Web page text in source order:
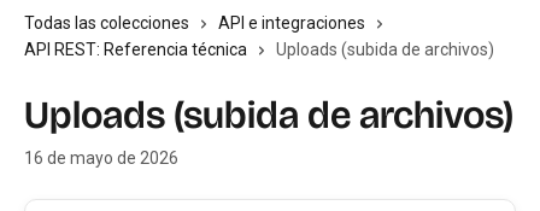
Todas las colecciones
API e integraciones
API REST: Referencia técnica
Uploads (subida de archivos)
Uploads (subida de archivos)
16 de mayo de 2026